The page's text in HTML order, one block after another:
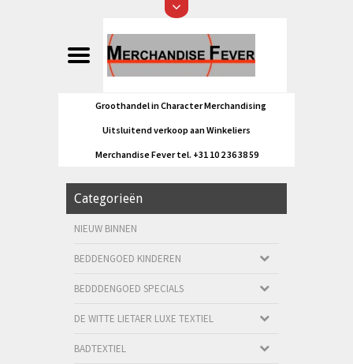
Groothandel in Character Merchandising
Uitsluitend verkoop aan Winkeliers
Merchandise Fever tel. +31 10 2 36 38 59
Categorieën
NIEUW BINNEN
BEDDENGOED KINDEREN
BEDDDENGOED SPECIALS
DE WITTE LIETAER LUXE TEXTIEL
BADTEXTIEL